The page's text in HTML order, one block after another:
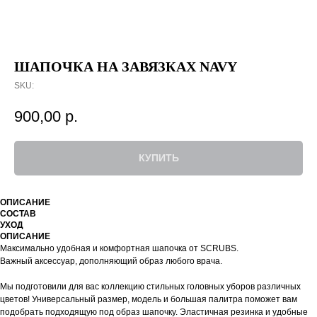
ШАПОЧКА НА ЗАВЯЗКАХ NAVY
SKU:
900,00 р.
КУПИТЬ
ОПИСАНИЕ
СОСТАВ
УХОД
ОПИСАНИЕ
Максимально удобная и комфортная шапочка от SCRUBS.
Важный аксессуар, дополняющий образ любого врача.
Мы подготовили для вас коллекцию стильных головных уборов различных
цветов! Универсальный размер, модель и большая палитра поможет вам
подобрать подходящую под образ шапочку. Эластичная резинка и удобные